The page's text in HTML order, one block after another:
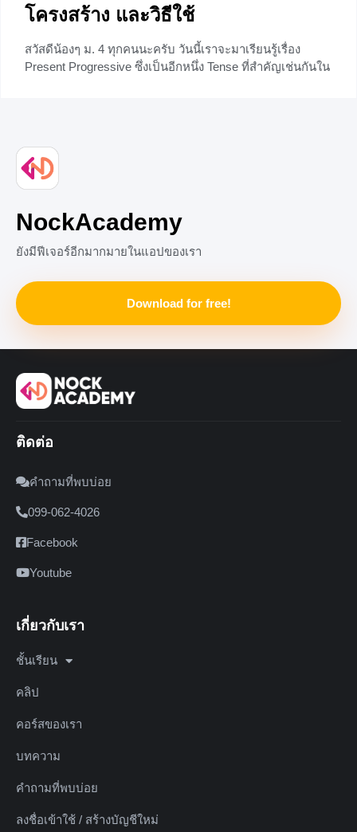
โครงสร้าง และวิธีใช้
สวัสดีน้องๆ ม. 4 ทุกคนนะครับ วันนี้เราจะมาเรียนรู้เรื่อง
Present Progressive ซึ่งเป็นอีกหนึ่ง Tense ที่สำคัญเช่นกันใน
NockAcademy
ยังมีฟีเจอร์อีกมากมายในแอปของเรา
Download for free!
ติดต่อ
คำถามที่พบบ่อย
099-062-4026
Facebook
Youtube
เกี่ยวกับเรา
ชั้นเรียน
คลิป
คอร์สของเรา
บทความ
คำถามที่พบบ่อย
ลงชื่อเข้าใช้ / สร้างบัญชีใหม่